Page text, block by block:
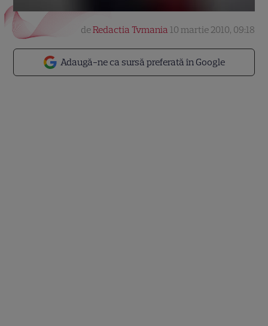
Adaugă-ne ca sursă preferată în Google
deRedactia Tvmania 10 martie 2010, 09:18